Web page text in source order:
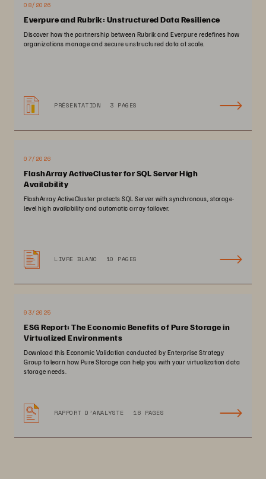
08/2026
Everpure and Rubrik: Unstructured Data Resilience
Discover how the partnership between Rubrik and Everpure redefines how
organizations manage and secure unstructured data at scale.
PRÉSENTATION 3 PAGES
07/2026
FlashArray ActiveCluster for SQL Server High
Availability
FlashArray ActiveCluster protects SQL Server with synchronous, storage-
level high availability and automatic array failover.
LIVRE BLANC 10 PAGES
03/2025
ESG Report: The Economic Benefits of Pure Storage in
Virtualized Environments
Download this Economic Validation conducted by Enterprise Strategy
Group to learn how Pure Storage can help you with your virtualization data
storage needs.
RAPPORT D’ANALYSTE 16 PAGES